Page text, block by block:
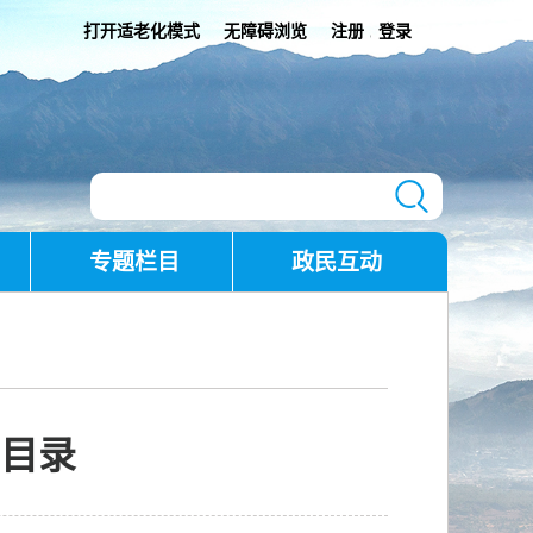
打开适老化模式 无障碍浏览 注册 登录
专题栏目 政民互动
录